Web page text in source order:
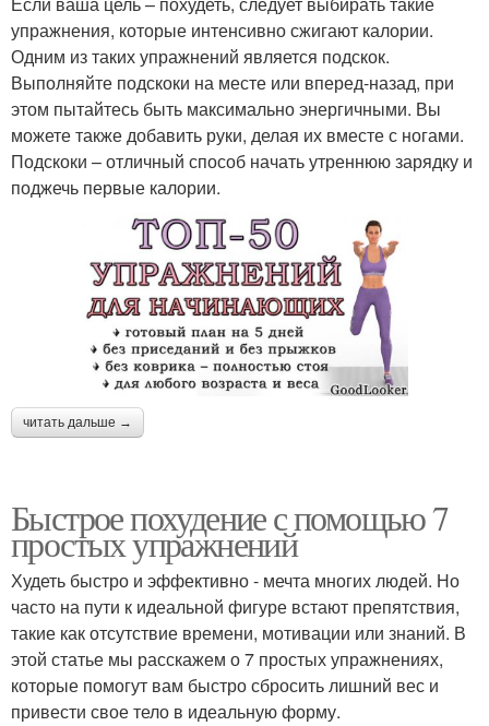
упражнения, которые интенсивно сжигают калории.
Одним из таких упражнений является подскок.
Выполняйте подскоки на месте или вперед-назад, при
этом пытайтесь быть максимально энергичными. Вы
можете также добавить руки, делая их вместе с ногами.
Подскоки – отличный способ начать утреннюю зарядку и
поджечь первые калории.
читать дальше →
Быстрое похудение с помощью 7
простых упражнений
Худеть быстро и эффективно - мечта многих людей. Но
часто на пути к идеальной фигуре встают препятствия,
такие как отсутствие времени, мотивации или знаний. В
этой статье мы расскажем о 7 простых упражнениях,
которые помогут вам быстро сбросить лишний вес и
привести свое тело в идеальную форму.